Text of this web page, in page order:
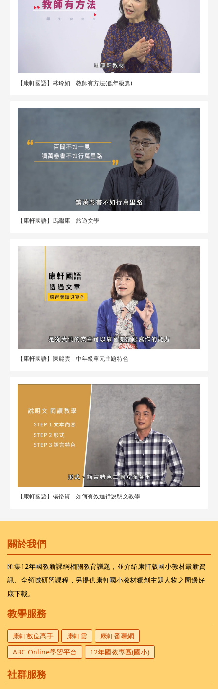
【康軒國語】林玲如：教師有方法(低年級篇)
【康軒國語】馬繼康：旅遊文學
【康軒國語】陳麗雲：中年級單元主題特色
【康軒國語】楊裕貿：如何有效進行說明文教學
關於我們
匯集12年國教新課綱相關教育議題，並介紹康軒版國小教材最新資
訊、全領域研習課程，另提供康軒國小教材獨創主題人物之周邊好
康下載。
教學服務
康軒數位高手 康軒雲
康軒番薯網
ABC Online學習平台
12年國教專區(國小)
社群服務